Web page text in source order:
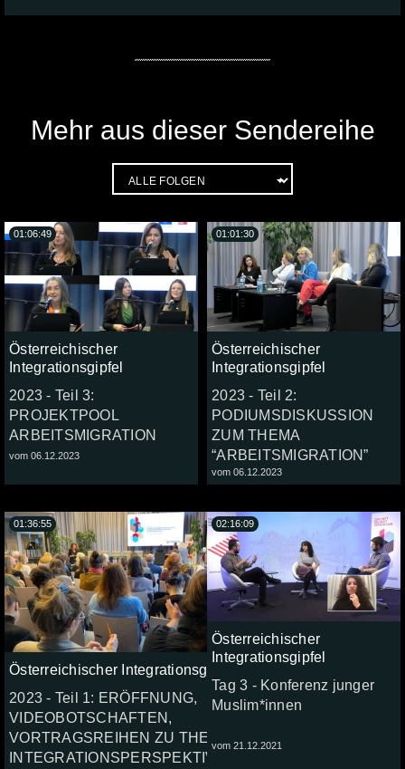
Mehr aus dieser Sendereihe
Österreichischer
Integrationsgipfel
2023 - Teil 3:
PROJEKTPOOL
ARBEITSMIGRATION
vom 06.12.2023
01:06:49
Österreichischer
Integrationsgipfel
2023 - Teil 2:
PODIUMSDISKUSSION
ZUM THEMA
“ARBEITSMIGRATION”
vom 06.12.2023
01:01:30
Österreichischer Integrationsgipfel
2023 - Teil 1: ERÖFFNUNG,
VIDEOBOTSCHAFTEN,
VORTRAGSREIHEN ZU THEMEN
INTEGRATIONSPERSPEKTIVEN...
01:36:55
Österreichischer
Integrationsgipfel
Tag 3 - Konferenz junger
Muslim*innen
vom 21.12.2021
02:16:09